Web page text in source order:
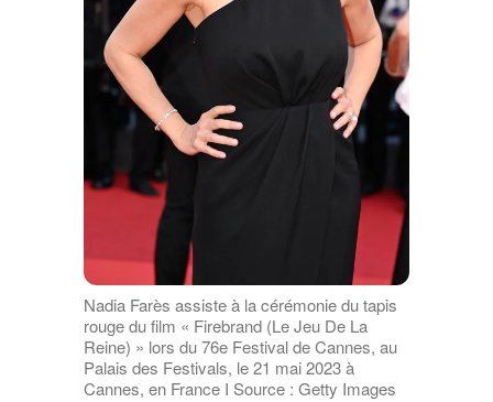
Nadia Farès assiste à la cérémonie du tapis
rouge du film « Firebrand (Le Jeu De La
Reine) » lors du 76e Festival de Cannes, au
Palais des Festivals, le 21 mai 2023 à
Cannes, en France I Source : Getty Images